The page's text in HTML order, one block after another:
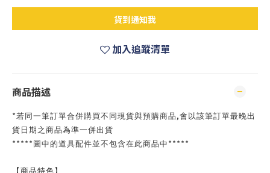
貨到通知我
加入追蹤清單
商品描述
*若同一筆訂單合併購買不同現貨與預購商品 ,會以該筆訂單最晚出
貨日期之商品為準一併出貨
***** 圖中的道具配件並不包含在此商品中 *****
【商品特色】